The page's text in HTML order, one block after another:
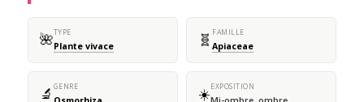
🌺TYPE
Plante vivace 🧬 FAMILLE
Apiaceae
🔬 GENRE ☀️EXPOSITION